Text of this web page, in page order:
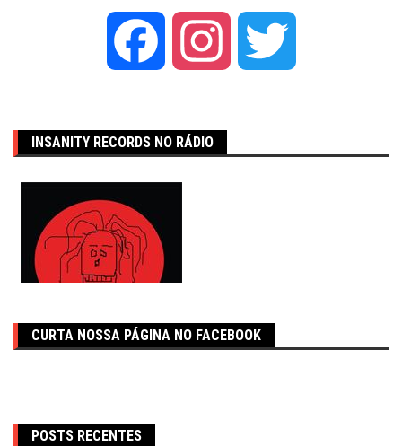
Facebook Instagram
INSANITY RECORDS NO RÁDIO
CURTA NOSSA PÁGINA NO FACEBOOK
POSTS RECENTES